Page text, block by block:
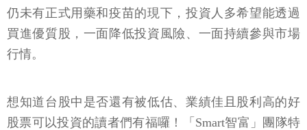
仍未有正式用藥和疫苗的現下，投資人多希望能透過
買進優質股，一面降低投資風險、一面持續參與市場
行情。
想知道台股中是否還有被低估、業績佳且股利高的好
股票可以投資的讀者們有福囉！「Smart智富」團隊特